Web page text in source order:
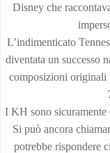
Disney che
L’indimenticato
diventata un successo
composizioni originali
I KH sono sicuramente
Si può ancora
potrebbe rispondere